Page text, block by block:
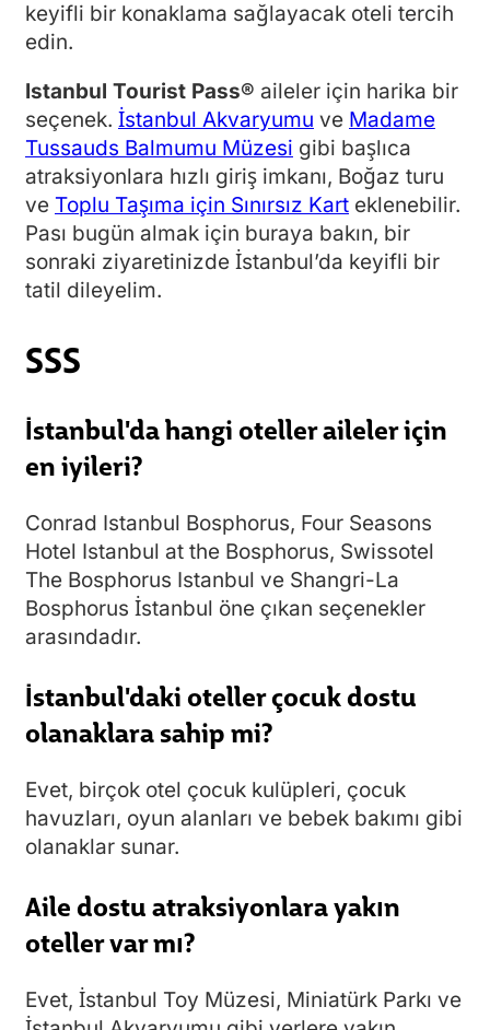
keyifli bir konaklama sağlayacak oteli tercih
edin.
Istanbul Tourist Pass® aileler için harika bir
seçenek. İstanbul Akvaryumu ve Madame
Tussauds Balmumu Müzesi gibi başlıca
atraksiyonlara hızlı giriş imkanı, Boğaz turu
ve Toplu Taşıma için Sınırsız Kart eklenebilir.
Pası bugün almak için buraya bakın, bir
sonraki ziyaretinizde İstanbul’da keyifli bir
tatil dileyelim.
SSS
İstanbul'da hangi oteller aileler için
en iyileri?
Conrad Istanbul Bosphorus, Four Seasons
Hotel Istanbul at the Bosphorus, Swissotel
The Bosphorus Istanbul ve Shangri-La
Bosphorus İstanbul öne çıkan seçenekler
arasındadır.
İstanbul'daki oteller çocuk dostu
olanaklara sahip mi?
Evet, birçok otel çocuk kulüpleri, çocuk
havuzları, oyun alanları ve bebek bakımı gibi
olanaklar sunar.
Aile dostu atraksiyonlara yakın
oteller var mı?
Evet, İstanbul Toy Müzesi, Miniatürk Parkı ve